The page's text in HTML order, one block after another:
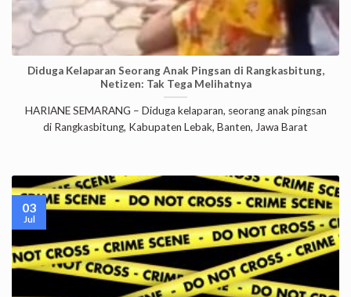
Diduga Kelaparan Seorang Anak Pingsan di Rangkasbitung,
Netizen: Tak Tega Melihatnya
HARIANE SEMARANG – Diduga kelaparan, seorang anak pingsan
di Rangkasbitung, Kabupaten Lebak, Banten, Jawa Barat
03
Jul